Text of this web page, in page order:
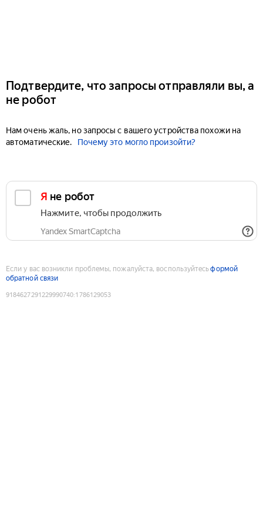
Подтвердите, что запросы отправляли вы, а
не робот
Нам очень жаль, но запросы с вашего устройства похожи на
автоматические.
Почему это могло произойти?
Я не робот
Нажмите, чтобы продолжить
Yandex SmartCaptcha
Если у вас возникли проблемы, пожалуйста, воспользуйтесьформой
обратной связи
9184627291229990740:1786129053